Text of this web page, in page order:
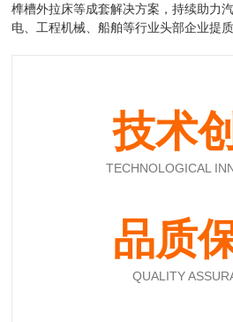
榫槽外拉床等成套解决方案，持续助力
电、工程机械、船舶等行业头部企业提质
技术
TECHNOLOGICAL
品质
QUALITY